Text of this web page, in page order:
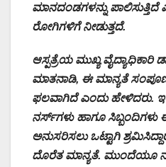
ಮಾನದಂಡಗಳನ್ನು
ರೋಗಿಗಳಿಗೆ ನೀಡುತ್ತದೆ.
ಆಸ್ಪತ್ರೆಯ ಮುಖ್ಯ
ಮಾತನಾಡಿ, ಈ ಮಾನ್ಯತೆ
ಫಲವಾಗಿದೆ ಎಂದು ಹೇಳಿದರು.
ನರ್ಸ್‌ಗಳು ಹಾಗೂ ಸಿಬ್ಬಂದಿಗಳು
ಅನುಸರಿಸಲು ಒಟ್ಟಾಗಿ
ದೊರೆತ ಮಾನ್ಯತೆ. ಮುಂದೆಯೂ